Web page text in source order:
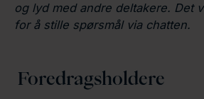
og lyd med andre deltakere. Det
for å stille spørsmål via chatten.
Foredragsholdere